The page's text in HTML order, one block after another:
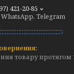
421-20-85
Telegram
товару протягом